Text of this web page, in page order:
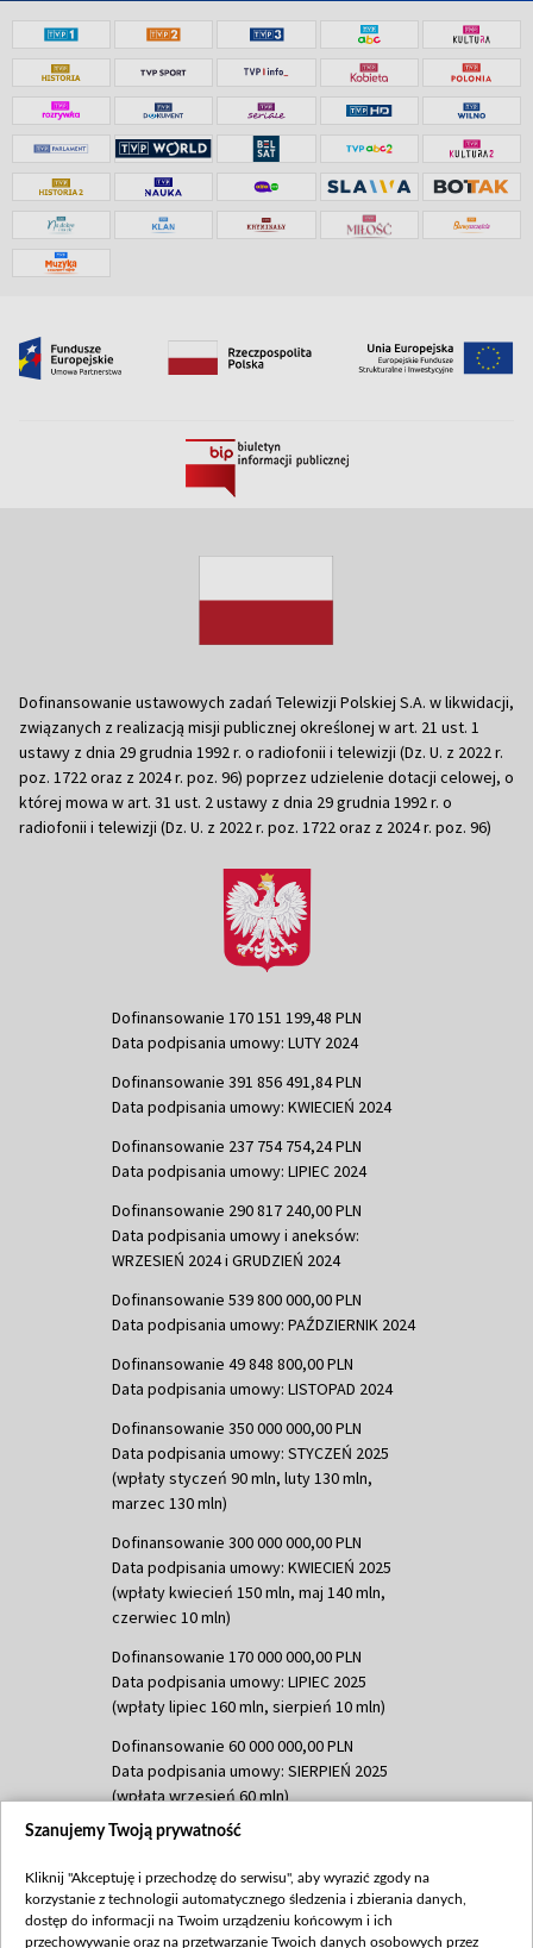
Dofinansowanie ustawowych zadań Telewizji Polskiej S.A. w likwidacji,
związanych z realizacją misji publicznej określonej w art. 21 ust. 1
ustawy z dnia 29 grudnia 1992 r. o radiofonii i telewizji (Dz. U. z 2022 r.
poz. 1722 oraz z 2024 r. poz. 96) poprzez udzielenie dotacji celowej, o
której mowa w art. 31 ust. 2 ustawy z dnia 29 grudnia 1992 r. o
radiofonii i telewizji (Dz. U. z 2022 r. poz. 1722 oraz z 2024 r. poz. 96)
Dofinansowanie 170 151 199,48 PLN
Data podpisania umowy: LUTY 2024
Dofinansowanie 391 856 491,84 PLN
Data podpisania umowy: KWIECIEŃ 2024
Dofinansowanie 237 754 754,24 PLN
Data podpisania umowy: LIPIEC 2024
Dofinansowanie 290 817 240,00 PLN
Data podpisania umowy i aneksów:
WRZESIEŃ 2024 i GRUDZIEŃ 2024
Dofinansowanie 539 800 000,00 PLN
Data podpisania umowy: PAŹDZIERNIK 2024
Dofinansowanie 49 848 800,00 PLN
Data podpisania umowy: LISTOPAD 2024
Dofinansowanie 350 000 000,00 PLN
Data podpisania umowy: STYCZEŃ 2025
(wpłaty styczeń 90 mln, luty 130 mln,
marzec 130 mln)
Dofinansowanie 300 000 000,00 PLN
Data podpisania umowy: KWIECIEŃ 2025
(wpłaty kwiecień 150 mln, maj 140 mln,
czerwiec 10 mln)
Dofinansowanie 170 000 000,00 PLN
Data podpisania umowy: LIPIEC 2025
(wpłaty lipiec 160 mln, sierpień 10 mln)
Dofinansowanie 60 000 000,00 PLN
Data podpisania umowy: SIERPIEŃ 2025
(wpłata wrzesień 60 mln)
Dofinansowanie 635 783 051,21 PLN
(wpłata wrzesień 100 mln, październik 350
mln, listopad 265 mln)
Szanujemy Twoją prywatność
Kliknij "Akceptuję i przechodzę do serwisu", aby wyrazić zgody na
korzystanie z technologii automatycznego śledzenia i zbierania danych,
dostęp do informacji na Twoim urządzeniu końcowym i ich
przechowywanie oraz na przetwarzanie Twoich danych osobowych przez